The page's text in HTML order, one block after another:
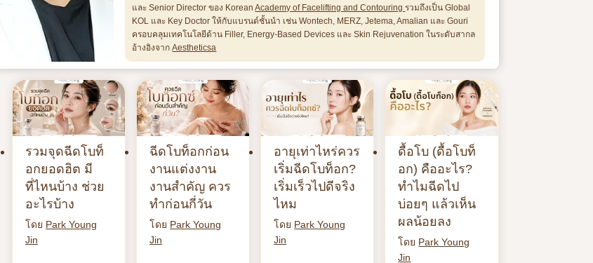
และ Senior Director ของ KoreanAcademy of Facelifting and Contouring รวมถึงเป็น Global
KOL และ Key Doctor ให้กับแบรนด์ชั้นนำ เช่น Wontech, MERZ, Jetema, Amalian และ Gouri
ครอบคลุมเทคโนโลยีด้าน Filler, Energy-Based Devices และ Skin Rejuvenation ในระดับสากล
อ้างอิงจากAestheticsa
รวมจุดฉีดโบท็
อกยอดฮิต มี
ที่ไหนบ้าง ช่วย
อะไรบ้าง
โดย Park Young
Jin
ฉีดโบท็อกก่อน
งานแต่งงาน
งานสำคัญ ควร
ทำก่อนกี่วัน
โดย Park Young
Jin
อายุเท่าไหร่ควร
เริ่มฉีดโบท็อก?
เริ่มเร็วไปดีจริง
ไหม
โดย Park Young
Jin
ดื้อโบ (ดื้อโบท็
อก) คืออะไร?
ทำไมฉีดไป
บ่อยๆ แล้วเห็น
ผลน้อยลง
โดย Park Young
Jin